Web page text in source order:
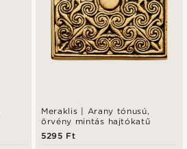
Meraklis | Arany tónusú,
örvény mintás hajtókatű
5295 Ft